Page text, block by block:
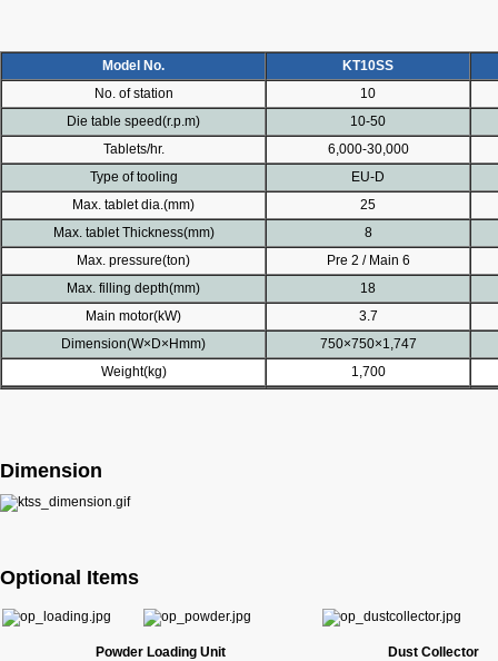
Model No.
KT10SS
No. of station
10
Die table speed(r.p.m)
10-50
Tablets/hr.
6,000-30,000
Type of tooling
EU-D
Max. tablet dia.(mm)
25
Max. tablet Thickness(mm)
8
Max. pressure(ton)
Pre 2 / Main 6
Max. filling depth(mm)
18
Main motor(kW)
3.7
Dimension(W×D×Hmm)
750×750×1,747
Weight(kg)
1,700
Dimension
Optional Items
Powder Loading Unit
Dust Collector